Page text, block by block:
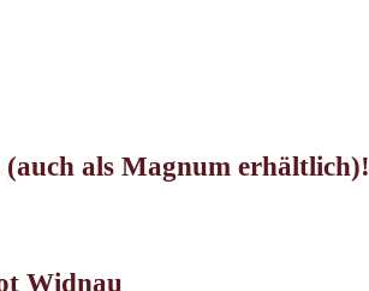
(auch als Magnum erhältlich)!
Widnau